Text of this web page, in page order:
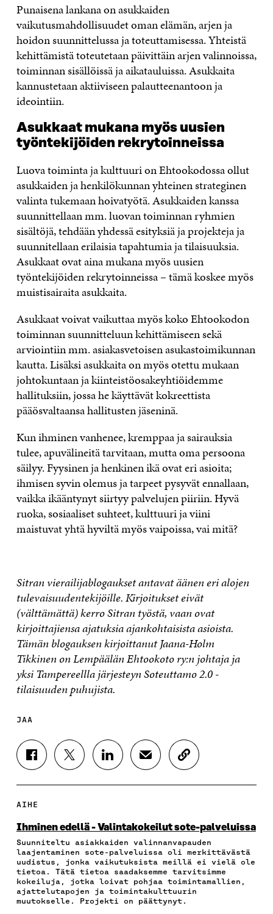
Punaisena lankana on asukkaiden
vaikutusmahdollisuudet oman elämän, arjen ja
hoidon suunnittelussa ja toteuttamisessa. Yhteistä
kehittämistä toteutetaan päivittäin arjen valinnoissa,
toiminnan sisällöissä ja aikatauluissa. Asukkaita
kannustetaan aktiiviseen palautteenantoon ja
ideointiin.
Asukkaat mukana myös uusien
työntekijöiden rekrytoinneissa
Luova toiminta ja kulttuuri on Ehtookodossa ollut
asukkaiden ja henkilökunnan yhteinen strateginen
valinta tukemaan hoivatyötä. Asukkaiden kanssa
suunnittellaan mm. luovan toiminnan ryhmien
sisältöjä, tehdään yhdessä esityksiä ja projekteja ja
suunnitellaan erilaisia tapahtumia ja tilaisuuksia.
Asukkaat ovat aina mukana myös uusien
työntekijöiden rekrytoinneissa – tämä koskee myös
muistisairaita asukkaita.
Asukkaat voivat vaikuttaa myös koko Ehtookodon
toiminnan suunnitteluun kehittämiseen sekä
arviointiin mm. asiakasvetoisen asukastoimikunnan
kautta. Lisäksi asukkaita on myös otettu mukaan
johtokuntaan ja kiinteistöosakeyhtiöidemme
hallituksiin, jossa he käyttävät kokreettista
pääösvaltaansa hallitusten jäseninä.
Kun ihminen vanhenee, kremppaa ja sairauksia
tulee, apuvälineitä tarvitaan, mutta oma persoona
säilyy. Fyysinen ja henkinen ikä ovat eri asioita;
ihmisen syvin olemus ja tarpeet pysyvät ennallaan,
vaikka ikääntynyt siirtyy palvelujen piiriin. Hyvä
ruoka, sosiaaliset suhteet, kulttuuri ja viini
maistuvat yhtä hyviltä myös vaipoissa, vai mitä?
Sitran vierailijablogaukset antavat äänen eri alojen
tulevaisuudentekijöille. Kirjoitukset eivät
(välttämättä) kerro Sitran työstä, vaan ovat
kirjoittajiensa ajatuksia ajankohtaisista asioista.
Tämän blogauksen kirjoittanut Jaana-Holm
Tikkinen on Lempäälän Ehtookoto ry:n johtaja ja
yksi Tampereellla järjesteyn Soteuttamo 2.0 -
tilaisuuden puhujista.
JAA
J
A
A
E
O
O
K
I
S
S
J
A
T
E
R
I
S
S
Ä
J
A
K
D
I
N
I
S
S
J
A
K
P
O
S
T
I
L
K
O
A
T
I
K
K
E
L
AIHE
Ihminen edellä - Valintakokeilut sote-palveluissa
Suunniteltu asiakkaiden valinnanvapauden
laajentaminen sote-palveluissa oli merkittävästä
uudistus, jonka vaikutuksista meillä ei vielä ole
tietoa. Tätä tietoa saadaksemme tarvitsimme
kokeiluja, jotka loivat pohjaa toimintamallien,
ajattelutapojen ja toimintakulttuurin
muutokselle. Projekti on päättynyt.